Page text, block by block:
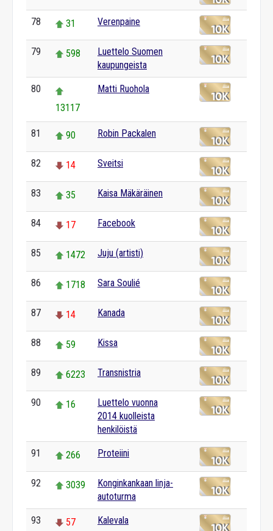
78 31 Verenpaine
79 598
Luettelo Suomen
kaupungeista
80
13117
Matti Ruohola
81 90 Robin Packalen
82 14 Sveitsi
83 35 Kaisa Mäkäräinen
84 17 Facebook
85 1472 Juju (artisti)
86 1718 Sara Soulié
87 14 Kanada
88 59 Kissa
89 6223 Transnistria
90 16
Luettelo vuonna
2014 kuolleista
henkilöistä
91 266 Proteiini
92 3039
Konginkankaan linja-
autoturma
93 57 Kalevala